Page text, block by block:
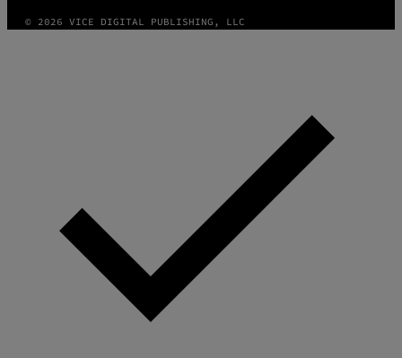
© 2026 VICE DIGITAL PUBLISHING, LLC